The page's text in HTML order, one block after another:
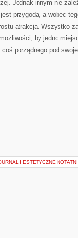
Jednak innym nie
przygoda, a wobec
atrakcja. Wszystko
by jedno
porządnego pod
I ESTETYCZNE